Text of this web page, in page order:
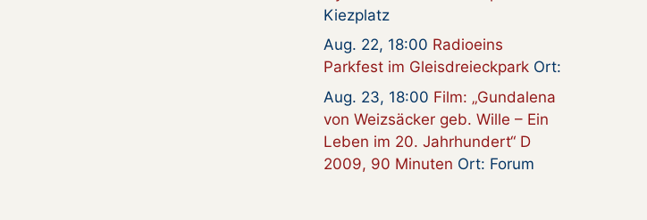
Kiezplatz
Aug. 22, 18:00 Radioeins
Parkfest im Gleisdreieckpark Ort:
Aug. 23, 18:00 Film: „Gundalena
von Weizsäcker geb. Wille – Ein
Leben im 20. Jahrhundert“ D
2009, 90 Minuten Ort: Forum